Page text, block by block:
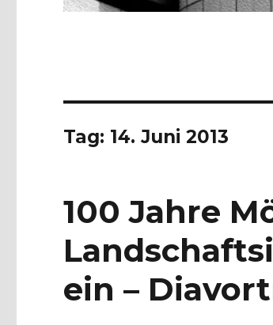
Tag: 14. Juni 2013
100 Jahre
ein –